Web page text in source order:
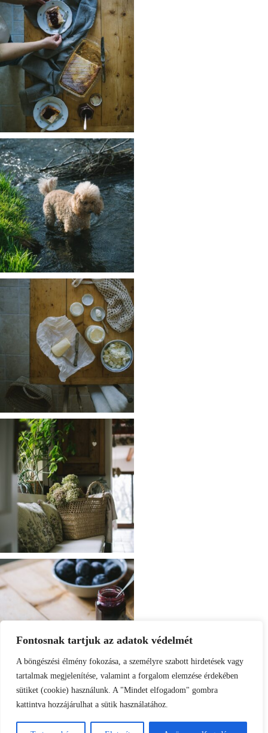
Fontosnak tartjuk az adatok védelmét
A böngészési élmény fokozása, a személyre szabott hirdetések vagy
tartalmak megjelenítése, valamint a forgalom elemzése érdekében
sütiket (cookie) használunk. A "Mindet elfogadom" gombra
kattintva hozzájárulhat a sütik használatához.